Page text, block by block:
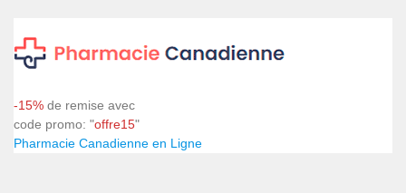
-15% de remise avec
code promo: "offre15"
Pharmacie Canadienne en Ligne